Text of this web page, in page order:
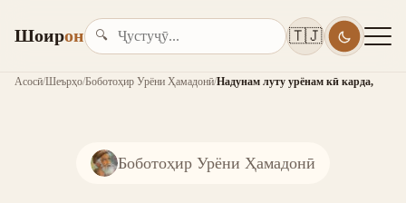
Шоирон 🔍 🇹🇯
Асосӣ/Шеърҳо/Боботоҳир Урёни Ҳамадонӣ/Надунам луту урёнам кӣ карда,
Боботоҳир Урёни Ҳамадонӣ